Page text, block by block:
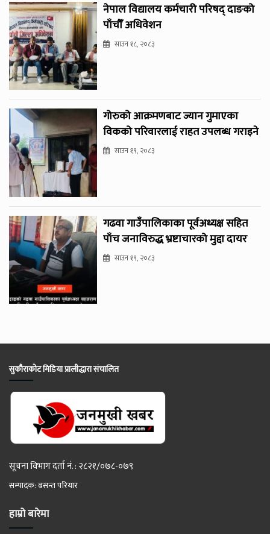
नेपाल विद्यालय कर्मचारी परिषद् दाङको
पाँचौँ अधिवेशन
साउन १८, २०८३
गोरुको आक्रमणबाट ज्यान गुमाएका
विकको परिवारलाई राहत उपलब्ध गराइने
साउन १९, २०८३
गढवा गाउँपालिकाका पूर्वअध्यक्ष सहित
पाँच जनाविरुद्ध भ्रष्टाचारको मुद्दा दायर
साउन १९, २०८३
सुकौराकोट मिडिया प्रालीद्धारा संचालित
सूचना विभाग दर्ता नं. : २८२१/०७८-०७९
सम्पादक: बसन्त परियार
हाम्रो बारेमा